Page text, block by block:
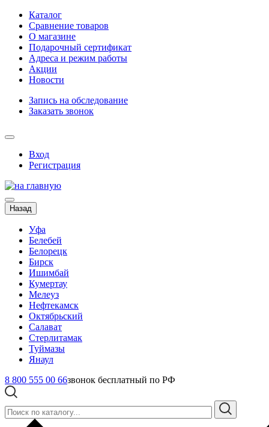
Каталог
Сравнение товаров
О магазине
Подарочный сертификат
Адреса и режим работы
Акции
Новости
Запись на обследование
Заказать звонок
Вход
Регистрация
Назад
Уфа
Белебей
Белорецк
Бирск
Ишимбай
Кумертау
Мелеуз
Нефтекамск
Октябрьский
Салават
Стерлитамак
Туймазы
Янаул
8 800 555 00 66звонок бесплатный по РФ